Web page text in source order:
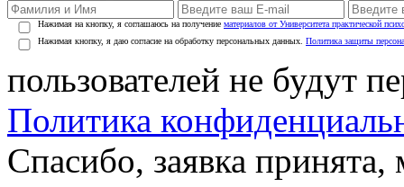
Нажимая на кнопку, я соглашаюсь на получение материалов от Университета практической
Нажимая кнопку, я даю согласие на обработку персональных данных. Политика защиты
пользователей не будут
Политика
Спасибо, заявка